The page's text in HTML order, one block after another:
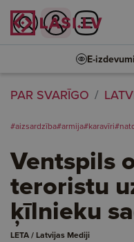
E-izdevumi
PAR SVARĪGO
#aizsardzība#armija#karavīri
Ventspils
teroristu
ķīlnieku
LETA / Latvijas Mediji